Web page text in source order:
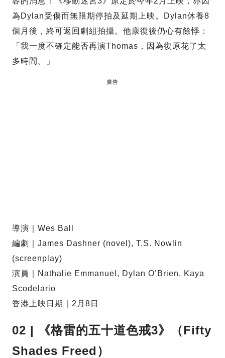
為Dylan受傷而無限期停拍及延期上映。Dylan休養8
個月後，終可返回劇組拍攝。他康復後仍心有餘悸：
「我一度不確定能否再演Thomas，因為復原花了太
多時間。」
廣告
導演｜Wes Ball
編劇｜James Dashner (novel), T.S. Nowlin
(screenplay)
演員｜Nathalie Emmanuel, Dylan O’Brien, Kaya
Scodelario
香港上映日期｜2月8日
02 | 《格雷的五十道色戒3》（Fifty
Shades Freed）